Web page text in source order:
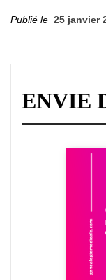
Publié le 25 janvier
ENVIE